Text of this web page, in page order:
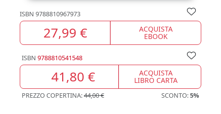
ISBN 9788810967973
27,99 € ACQUISTA
EBOOK
ISBN 9788810541548
41,80 € ACQUISTA
LIBRO CARTA
PREZZO COPERTINA:44,00 € SCONTO:5%